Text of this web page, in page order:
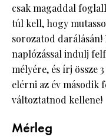
csak magaddal
túl kell, hogy
sorozatod darálásán!
naplózással indulj
mélyére, és írj össze
elérni az év második
változtatnod kellene!
Mérleg